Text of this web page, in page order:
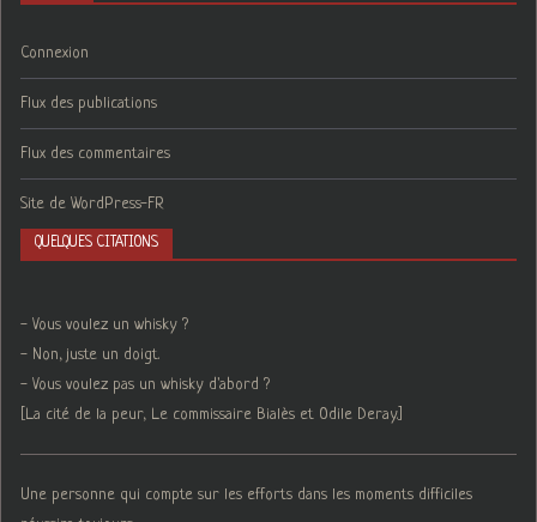
Connexion
Flux des publications
Flux des commentaires
Site de WordPress-FR
QUELQUES CITATIONS
- Vous voulez un whisky ?
- Non, juste un doigt.
- Vous voulez pas un whisky d'abord ?
[La cité de la peur, Le commissaire Bialès et Odile Deray.]
Une personne qui compte sur les efforts dans les moments difficiles